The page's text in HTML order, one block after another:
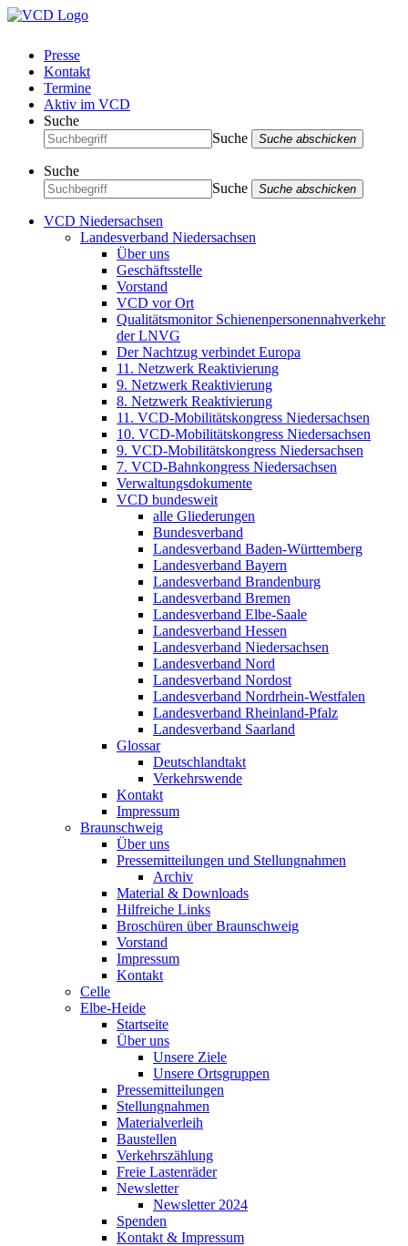
Presse
Kontakt
Termine
Aktiv im VCD
Suche
Suche
Suche abschicken
Suche
Suche
Suche abschicken
VCD Niedersachsen
Landesverband Niedersachsen
Über uns
Geschäftsstelle
Vorstand
VCD vor Ort
Qualitätsmonitor Schienenpersonennahverkehr
der LNVG
Der Nachtzug verbindet Europa
11. Netzwerk Reaktivierung
9. Netzwerk Reaktivierung
8. Netzwerk Reaktivierung
11. VCD-Mobilitätskongress Niedersachsen
10. VCD-Mobilitätskongress Niedersachsen
9. VCD-Mobilitätskongress Niedersachsen
7. VCD-Bahnkongress Niedersachsen
Verwaltungsdokumente
VCD bundesweit
alle Gliederungen
Bundesverband
Landesverband Baden-Württemberg
Landesverband Bayern
Landesverband Brandenburg
Landesverband Bremen
Landesverband Elbe-Saale
Landesverband Hessen
Landesverband Niedersachsen
Landesverband Nord
Landesverband Nordost
Landesverband Nordrhein-Westfalen
Landesverband Rheinland-Pfalz
Landesverband Saarland
Glossar
Deutschlandtakt
Verkehrswende
Kontakt
Impressum
Braunschweig
Über uns
Pressemitteilungen und Stellungnahmen
Archiv
Material & Downloads
Hilfreiche Links
Broschüren über Braunschweig
Vorstand
Impressum
Kontakt
Celle
Elbe-Heide
Startseite
Über uns
Unsere Ziele
Unsere Ortsgruppen
Pressemitteilungen
Stellungnahmen
Materialverleih
Baustellen
Verkehrszählung
Freie Lastenräder
Newsletter
Newsletter 2024
Spenden
Kontakt & Impressum